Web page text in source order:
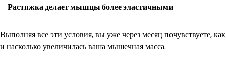
Растяжка делает мышцы более эластичными
Выполняя все эти условия, вы уже через месяц почувствуете, как
и насколько увеличилась ваша мышечная масса.